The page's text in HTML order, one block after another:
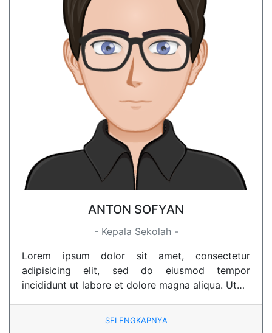
ANTON SOFYAN
- Kepala Sekolah -
Lorem ipsum dolor sit amet, consectetur
adipisicing elit, sed do eiusmod tempor
incididunt ut labore et dolore magna aliqua. Ut…
SELENGKAPNYA